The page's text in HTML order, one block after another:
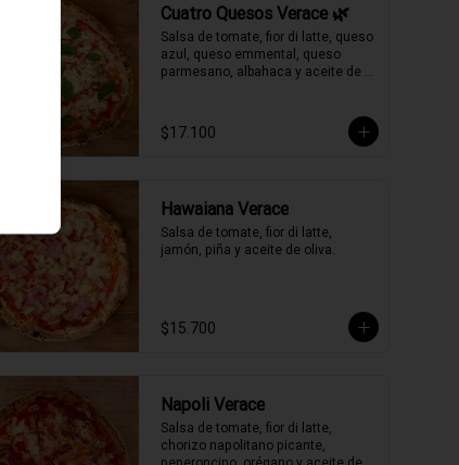
Cuatro Quesos Verace 🌿
Salsa de tomate, fior di latte, queso
azul, queso emmental, queso
parmesano, albahaca y aceite de
$17.100
Hawaiana Verace
Salsa de tomate, fior di latte,
jamón, piña y aceite de oliva.
$15.700
Napoli Verace
Salsa de tomate, fior di latte,
chorizo napolitano picante,